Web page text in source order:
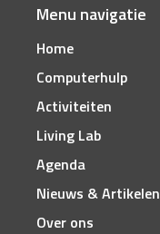
Menu navigatie
Home
Computerhulp
Activiteiten
Living Lab
Agenda
Nieuws & Artikelen
Over ons